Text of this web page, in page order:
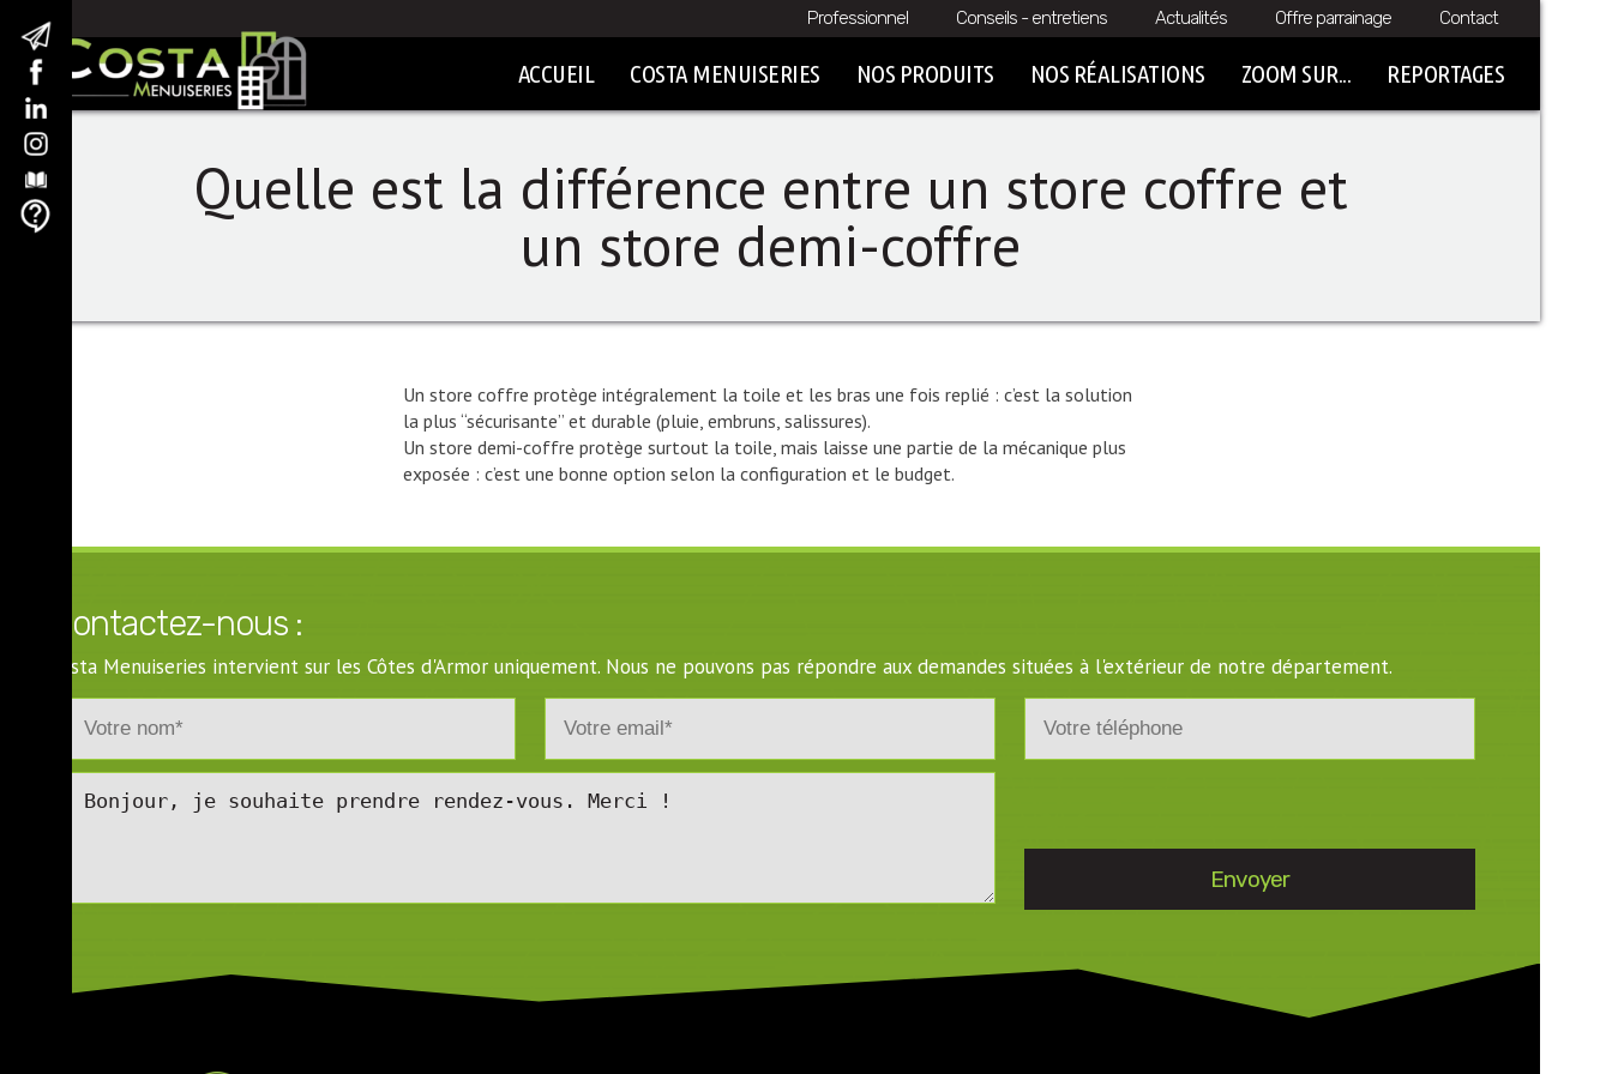
Professionnel Conseils - entretiens Actualités Offre parrainage Contact
ACCUEIL COSTA MENUISERIES NOS PRODUITS NOS RÉALISATIONS ZOOM SUR... REPORTAGES
Quelle est la différence entre un store coffre et
un store demi-coffre
Un store coffre protège intégralement la toile et les bras une fois replié : c’est la solution
la plus “sécurisante” et durable (pluie, embruns, salissures).
Un store demi-coffre protège surtout la toile, mais laisse une partie de la mécanique plus
exposée : c’est une bonne option selon la configuration et le budget.
Contactez-nous :
Costa Menuiseries intervient sur les Côtes d'Armor uniquement. Nous ne pouvons pas répondre aux demandes situées à l'extérieur de notre département.